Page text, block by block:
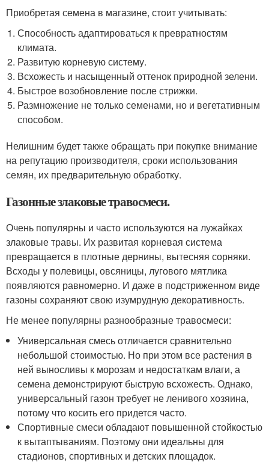
Приобретая семена в магазине, стоит учитывать:
Способность адаптироваться к превратностям
климата.
Развитую корневую систему.
Всхожесть и насыщенный оттенок природной зелени.
Быстрое возобновление после стрижки.
Размножение не только семенами, но и вегетативным
способом.
Нелишним будет также обращать при покупке внимание
на репутацию производителя, сроки использования
семян, их предварительную обработку.
Газонные злаковые травосмеси.
Очень популярны и часто используются на лужайках
злаковые травы. Их развитая корневая система
превращается в плотные дернины, вытесняя сорняки.
Всходы у полевицы, овсяницы, лугового мятлика
появляются равномерно. И даже в подстриженном виде
газоны сохраняют свою изумрудную декоративность.
Не менее популярны разнообразные травосмеси:
Универсальная смесь отличается сравнительно
небольшой стоимостью. Но при этом все растения в
ней выносливы к морозам и недостаткам влаги, а
семена демонстрируют быструю всхожесть. Однако,
универсальный газон требует не ленивого хозяина,
потому что косить его придется часто.
Спортивные смеси обладают повышенной стойкостью
к вытаптываниям. Поэтому они идеальны для
стадионов, спортивных и детских площадок.